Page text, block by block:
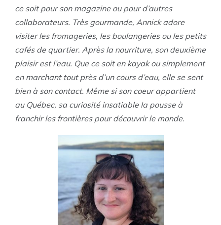
ce soit pour son magazine ou pour d’autres
collaborateurs. Très gourmande, Annick adore
visiter les fromageries, les boulangeries ou les petits
cafés de quartier. Après la nourriture, son deuxième
plaisir est l’eau. Que ce soit en kayak ou simplement
en marchant tout près d’un cours d’eau, elle se sent
bien à son contact. Même si son coeur appartient
au Québec, sa curiosité insatiable la pousse à
franchir les frontières pour découvrir le monde.